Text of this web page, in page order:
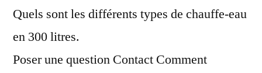
Quels sont les différents types de chauffe-eau
en 300 litres.
Poser une question Contact Comment